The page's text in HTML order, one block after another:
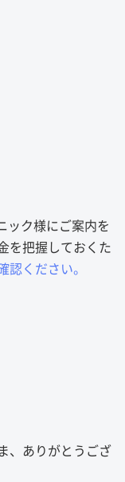
ック様にご案内を
を把握しておくた
認ください。
、ありがとうござ